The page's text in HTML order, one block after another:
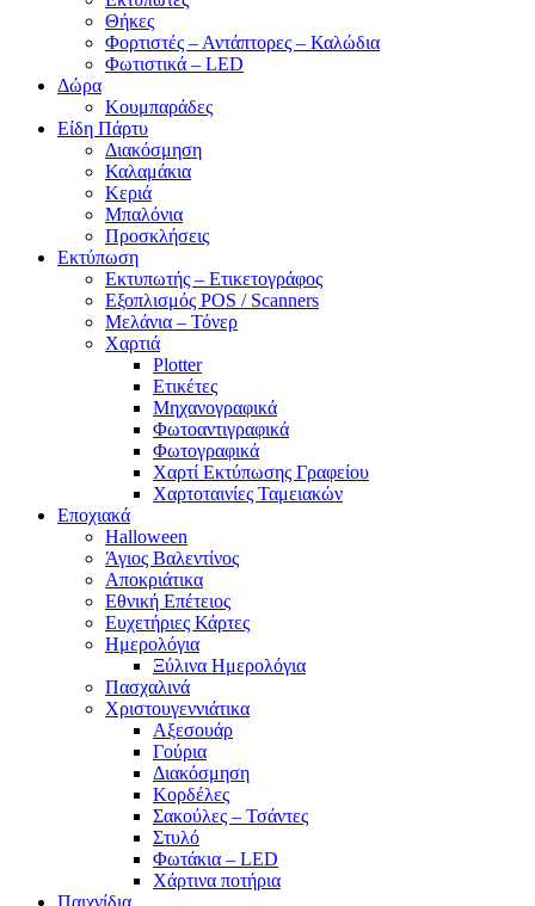
Θήκες
Φορτιστές – Αντάπτορες – Καλώδια
Φωτιστικά – LED
Δώρα
Κουμπαράδες
Είδη Πάρτυ
Διακόσμηση
Καλαμάκια
Κεριά
Μπαλόνια
Προσκλήσεις
Εκτύπωση
Εκτυπωτής – Ετικετογράφος
Εξοπλισμός POS / Scanners
Μελάνια – Τόνερ
Χαρτιά
Plotter
Ετικέτες
Μηχανογραφικά
Φωτοαντιγραφικά
Φωτογραφικά
Χαρτί Εκτύπωσης Γραφείου
Χαρτοταινίες Ταμειακών
Εποχιακά
Halloween
Άγιος Βαλεντίνος
Αποκριάτικα
Εθνική Επέτειος
Ευχετήριες Κάρτες
Ημερολόγια
Ξύλινα Ημερολόγια
Πασχαλινά
Χριστουγεννιάτικα
Αξεσουάρ
Γούρια
Διακόσμηση
Κορδέλες
Σακούλες – Τσάντες
Στυλό
Φωτάκια – LED
Χάρτινα ποτήρια
Παιχνίδια